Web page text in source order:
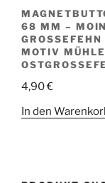
68 MM –
GROSSEFEHN –
OTIV MÜHLE O
4,90€
In den